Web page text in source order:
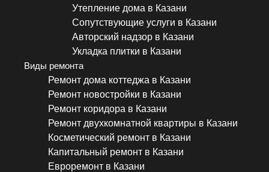
Утепление дома в Казани
Сопутствующие услуги в Казани
Авторский надзор в Казани
Укладка плитки в Казани
Виды ремонта
Ремонт дома коттеджа в Казани
Ремонт новостройки в Казани
Ремонт коридора в Казани
Ремонт двухкомнатной квартиры в Казани
Косметический ремонт в Казани
Капитальный ремонт в Казани
Евроремонт в Казани